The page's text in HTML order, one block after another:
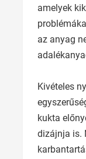
amelyek
az anyag
Kivételes
kukta
dizájnja is.